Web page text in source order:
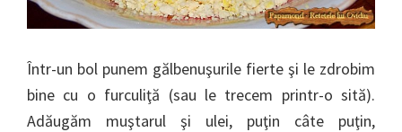
Într-un bol punem gălbenuşurile fierte şi le zdrobim
bine cu o furculiţă (sau le trecem printr-o sită).
Adăugăm muştarul şi ulei, puţin câte puţin,